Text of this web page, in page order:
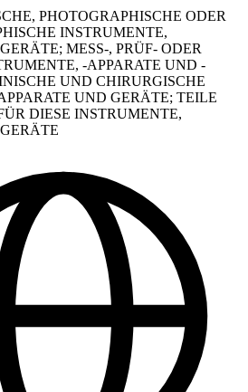
PHOTOGRAPHISCHE ODER
INSTRUMENTE,
MESS-, PRÜF- ODER
-APPARATE UND -
UND CHIRURGISCHE
UND GERÄTE; TEILE
DIESE INSTRUMENTE,